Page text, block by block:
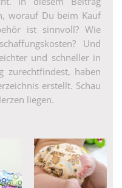
worauf Du beim Kauf
ist sinnvoll? Wie
Und
und schneller in
zurechtfindest, haben
erstellt. Schau
liegen.